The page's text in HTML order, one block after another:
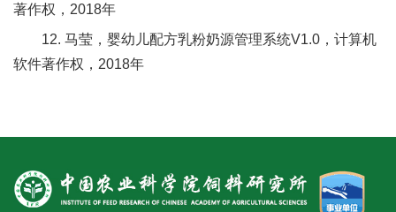
著作权，2018年
12. 马莹，婴幼儿配方乳粉奶源管理系统V1.0，计算机
软件著作权，2018年